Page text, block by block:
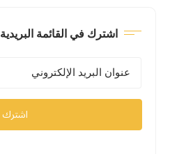
اشترك في القائمة البريدية
اشترك